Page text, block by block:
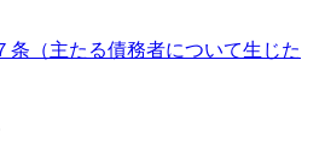
条（主たる債務者について生じた